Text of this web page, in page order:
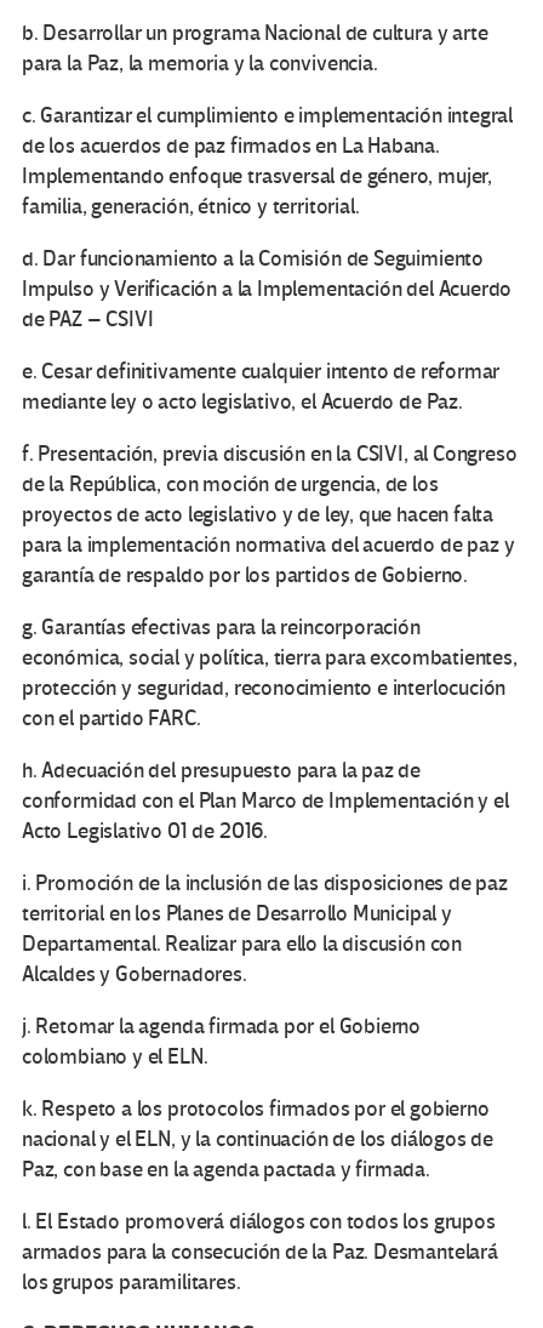
b. Desarrollar un programa Nacional de cultura y arte
para la Paz, la memoria y la convivencia.
c. Garantizar el cumplimiento e implementación integral
de los acuerdos de paz firmados en La Habana.
Implementando enfoque trasversal de género, mujer,
familia, generación, étnico y territorial.
d. Dar funcionamiento a la Comisión de Seguimiento
Impulso y Verificación a la Implementación del Acuerdo
de PAZ – CSIVI
e. Cesar definitivamente cualquier intento de reformar
mediante ley o acto legislativo, el Acuerdo de Paz.
f. Presentación, previa discusión en la CSIVI, al Congreso
de la República, con moción de urgencia, de los
proyectos de acto legislativo y de ley, que hacen falta
para la implementación normativa del acuerdo de paz y
garantía de respaldo por los partidos de Gobierno.
g. Garantías efectivas para la reincorporación
económica, social y política, tierra para excombatientes,
protección y seguridad, reconocimiento e interlocución
con el partido FARC.
h. Adecuación del presupuesto para la paz de
conformidad con el Plan Marco de Implementación y el
Acto Legislativo 01 de 2016.
i. Promoción de la inclusión de las disposiciones de paz
territorial en los Planes de Desarrollo Municipal y
Departamental. Realizar para ello la discusión con
Alcaldes y Gobernadores.
j. Retomar la agenda firmada por el Gobierno
colombiano y el ELN.
k. Respeto a los protocolos firmados por el gobierno
nacional y el ELN, y la continuación de los diálogos de
Paz, con base en la agenda pactada y firmada.
l. El Estado promoverá diálogos con todos los grupos
armados para la consecución de la Paz. Desmantelará
los grupos paramilitares.